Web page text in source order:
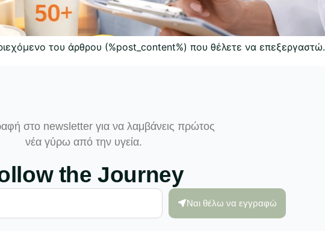
του άρθρου (%post_content%) που θέλετε να επεξεργαστώ.
στο newsletter για να λαμβάνεις πρώτος
νέα γύρω από την υγεία.
the Journey
Ναι θέλω να εγγραφώ